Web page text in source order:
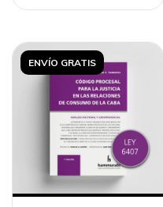
ENVÍO GRATIS